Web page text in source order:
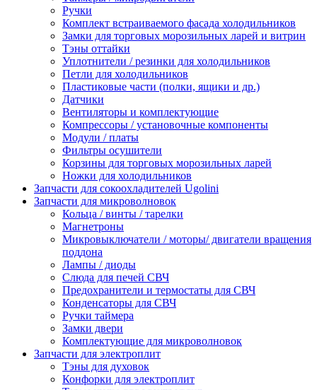
Ручки
Комплект встраиваемого фасада холодильников
Замки для торговых морозильных ларей и витрин
Тэны оттайки
Уплотнители / резинки для холодильников
Петли для холодильников
Пластиковые части (полки, ящики и др.)
Датчики
Вентиляторы и комплектующие
Компрессоры / установочные компоненты
Модули / платы
Фильтры осушители
Корзины для торговых морозильных ларей
Ножки для холодильников
Запчасти для сокоохладителей Ugolini
Запчасти для микроволновок
Кольца / винты / тарелки
Магнетроны
Микровыключатели / моторы/ двигатели вращения
поддона
Лампы / диоды
Слюда для печей СВЧ
Предохранители и термостаты для СВЧ
Конденсаторы для СВЧ
Ручки таймера
Замки двери
Комплектующие для микроволновок
Запчасти для электроплит
Тэны для духовок
Конфорки для электроплит